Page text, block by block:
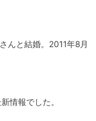
んと結婚。2011年8月
情報でした。